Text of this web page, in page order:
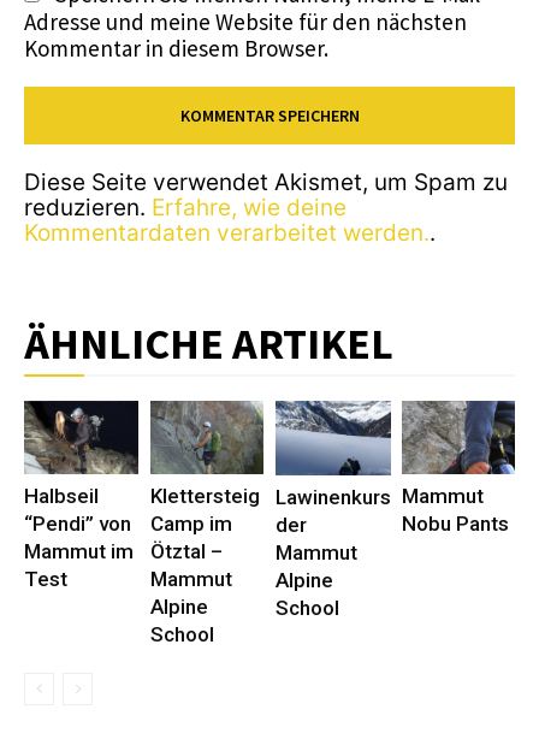
Adresse und meine Website für den nächsten
Kommentar in diesem Browser.
Diese Seite verwendet Akismet, um Spam zu
reduzieren. Erfahre, wie deine
Kommentardaten verarbeitet werden..
ÄHNLICHE ARTIKEL
Halbseil
“Pendi” von
Mammut im
Test
Klettersteig
Camp im
Ötztal –
Mammut
Alpine
School
Lawinenkurs
der
Mammut
Alpine
School
Mammut
Nobu Pants